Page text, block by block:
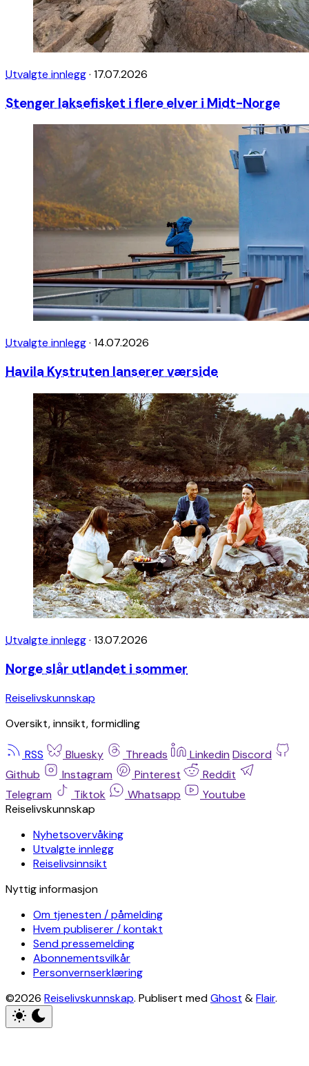
Utvalgte innlegg· 17.07.2026
Stenger laksefisket i flere elver i Midt-Norge
Utvalgte innlegg· 14.07.2026
Havila Kystruten lanserer værside
Utvalgte innlegg· 13.07.2026
Norge slår utlandet i sommer
Reiselivskunnskap
Oversikt, innsikt, formidling
RSS Bluesky Threads Linkedin Discord
Github
Instagram Pinterest
Reddit
Telegram
Tiktok Whatsapp
Youtube
Reiselivskunnskap
Nyhetsovervåking
Utvalgte innlegg
Reiselivsinnsikt
Nyttig informasjon
Om tjenesten / påmelding
Hvem publiserer / kontakt
Send pressemelding
Abonnementsvilkår
Personvernserklæring
©2026 Reiselivskunnskap. Publisert medGhost &Flair.